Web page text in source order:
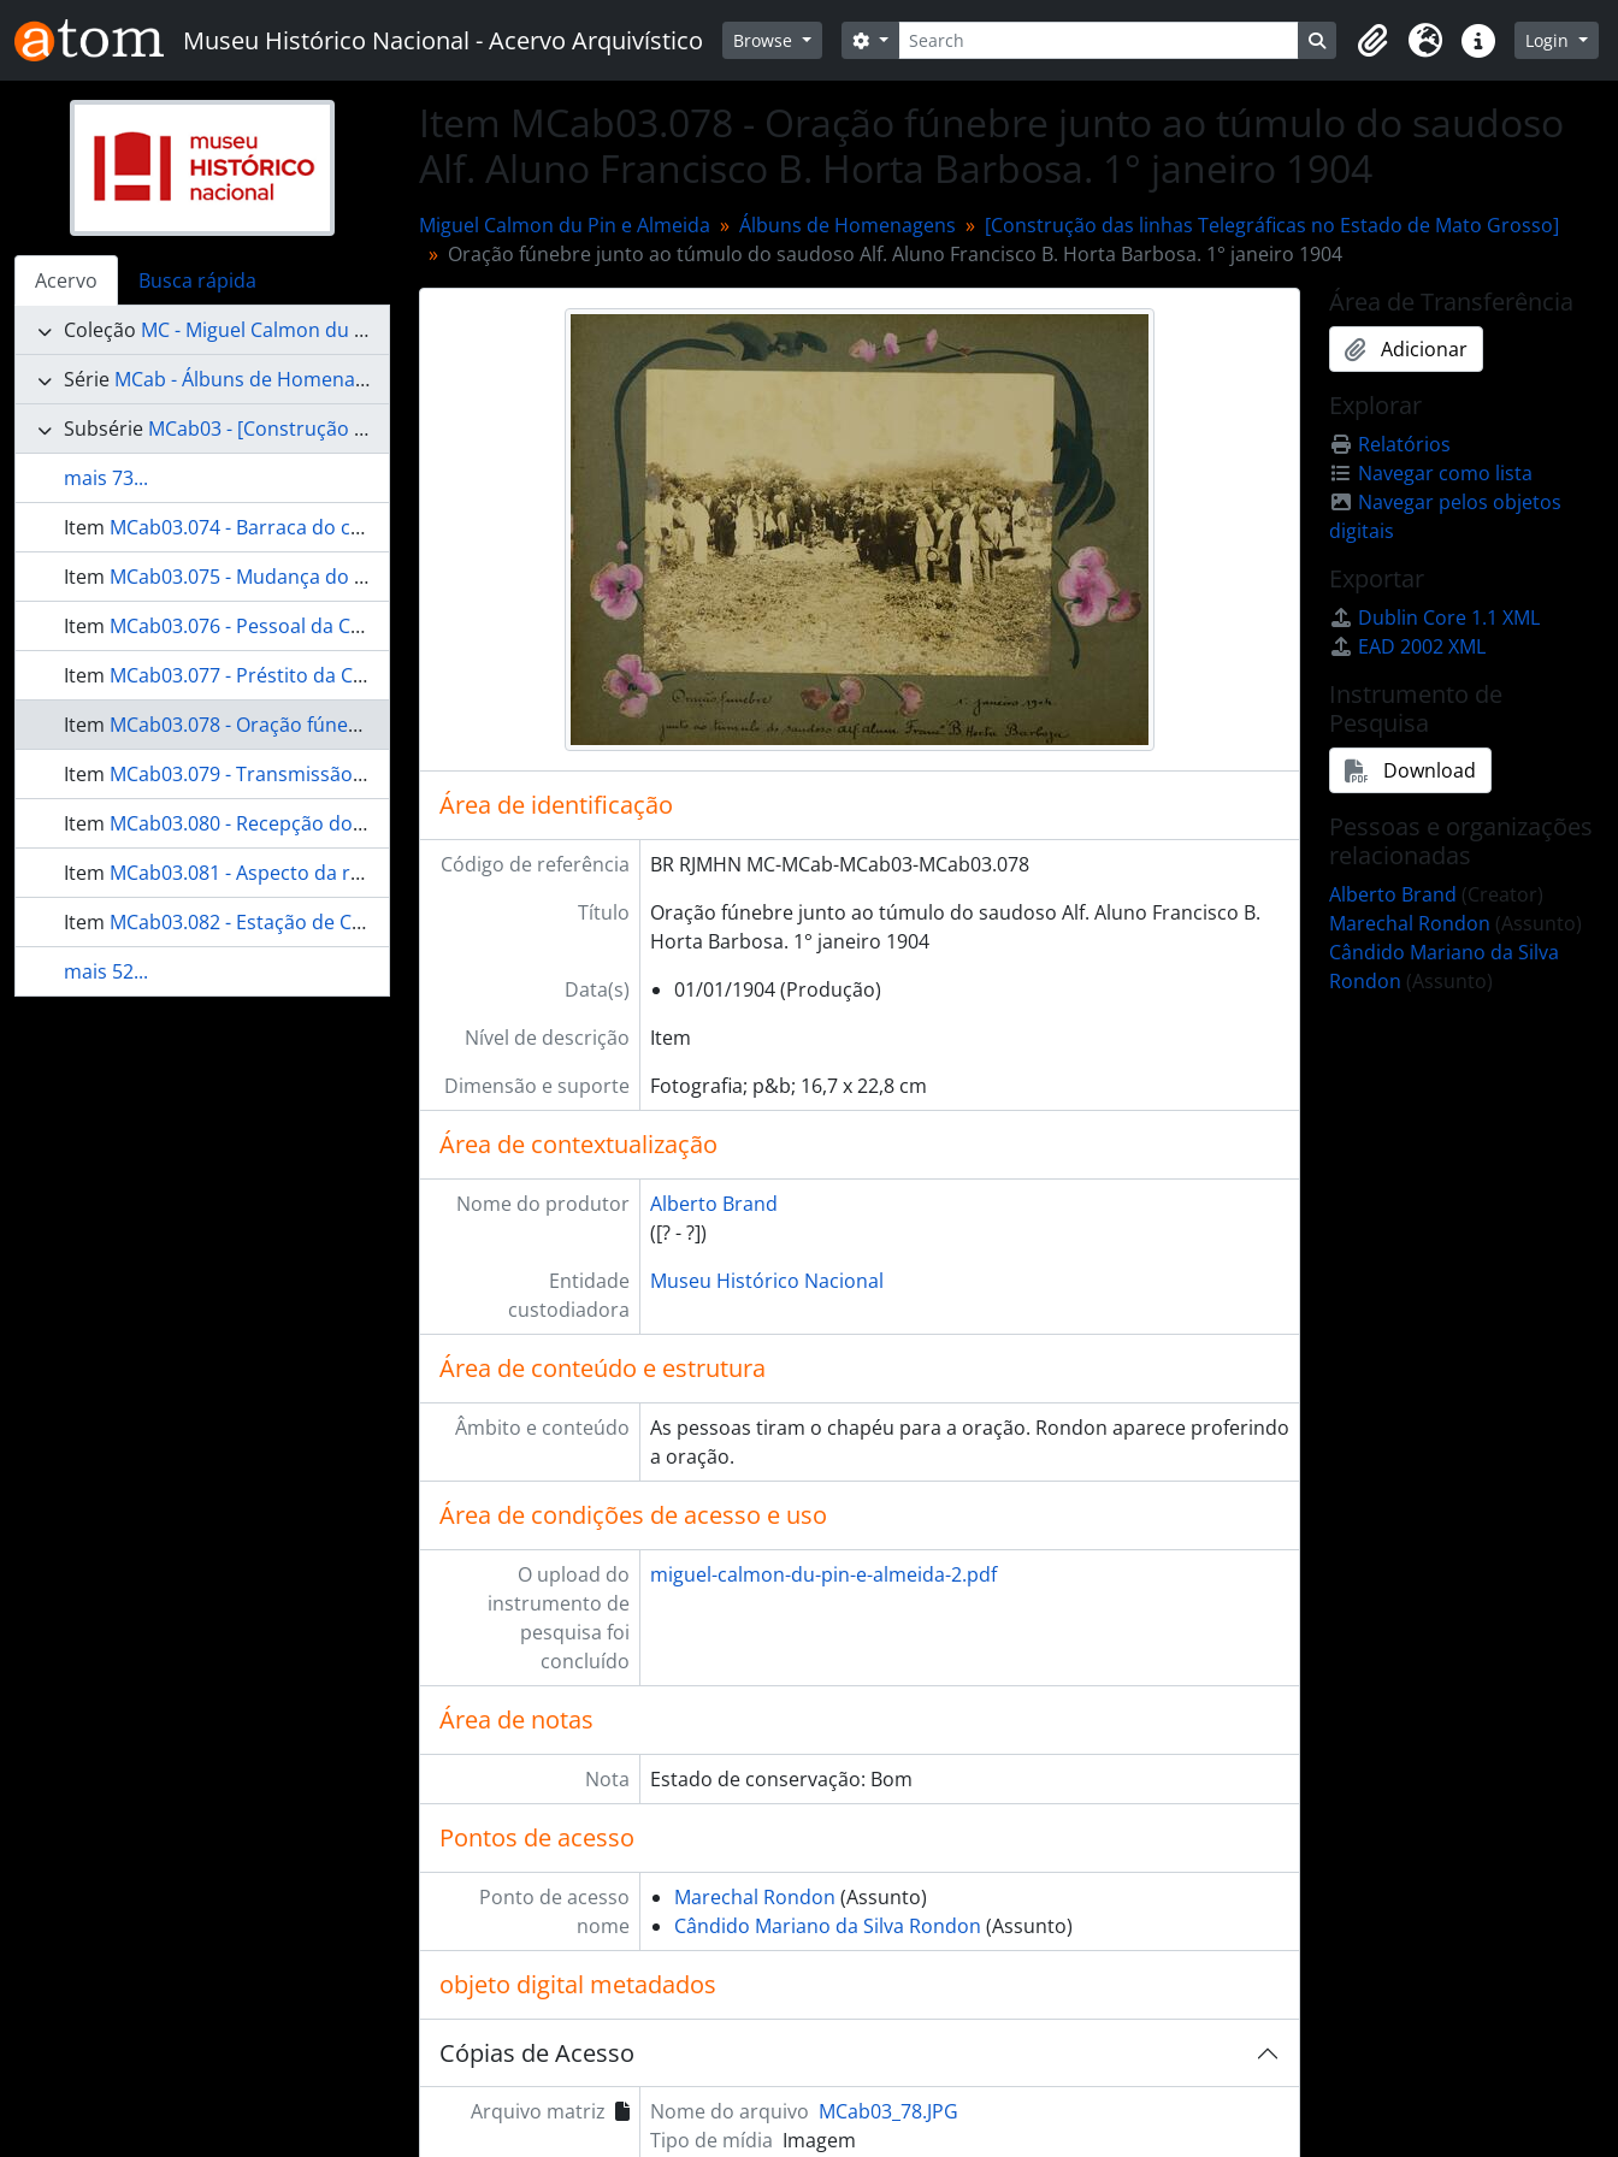
Skip to main content
Museu Histórico Nacional - Acervo Arquivístico Browse Buscar
Opções de busca Busque na página de navegação
Clipboard
Idioma Atalhos Login
Acervo
Busca rápida
Coleção MC - Miguel Calmon du Pin e Almeida
Série MCab - Álbuns de Homenagens
Subsérie MCab03 - [Construção das linhas Telegráficas no Estado de Mato Grosso]
mais 73...
Item MCab03.074 - Barraca do chefe da comissão: acampamento de Bella Vista [Bela Vista]
Item MCab03.075 - Mudança do acampamento de Porto Murtinho para a Bocca da Matta [Boca da Mata]
Item MCab03.076 - Pessoal da Comissão
Item MCab03.077 - Préstito da Comissão e povo de Corumbá ao túmulo do [saudoso] alferes aluno Francisco B. Horta Barbosa. 1° jan. 1904
Item MCab03.078 - Oração fúnebre junto ao túmulo do saudoso Alf. Aluno Francisco B. Horta Barbosa. 1° janeiro 1904
Item MCab03.079 - Transmissão do 1° telegrama na inauguração da estação de Corumbá. 1° janeiro 1904
Item MCab03.080 - Recepção do 1° telegrama na inauguração da estação de Corumbá
Item MCab03.081 - Aspecto da rua 13 de junho, no dia da inauguração da estação de Corumbá. 1/1/1904
Item MCab03.082 - Estação de Corumbá construída pela comissão militar. 1° janeiro 1904
mais 52...
Item MCab03.078 - Oração fúnebre junto ao túmulo do saudoso
Alf. Aluno Francisco B. Horta Barbosa. 1° janeiro 1904
Miguel Calmon du Pin e Almeida Álbuns de Homenagens
[Construção das linhas Telegráficas no Estado de Mato Grosso]
Oração fúnebre junto ao túmulo do saudoso Alf. Aluno Francisco B. Horta Barbosa. 1° janeiro 1904
Área de identificação
Código de referência
BR RJMHN MC-MCab-MCab03-MCab03.078
Título
Oração fúnebre junto ao túmulo do saudoso Alf. Aluno Francisco B.
Horta Barbosa. 1° janeiro 1904
Data(s)
01/01/1904 (Produção)
Nível de descrição
Item
Dimensão e suporte
Fotografia; p&b; 16,7 x 22,8 cm
Área de contextualização
Nome do produtor
Alberto Brand
([? - ?])
Entidade
custodiadora
Museu Histórico Nacional
Área de conteúdo e estrutura
Âmbito e conteúdo
As pessoas tiram o chapéu para a oração. Rondon aparece proferindo
a oração.
Área de condições de acesso e uso
O upload do
instrumento de
pesquisa foi
concluído
miguel-calmon-du-pin-e-almeida-2.pdf
Área de notas
Nota Estado de conservação: Bom
Pontos de acesso
Ponto de acesso
nome
Marechal Rondon (Assunto)
Cândido Mariano da Silva Rondon (Assunto)
objeto digital metadados
Cópias de Acesso
Arquivo matriz Nome do arquivo MCab03_78.JPG
Tipo de mídia Imagem
Área de Transferência
Adicionar
Explorar
Relatórios
Navegar como lista
Navegar pelos objetos
digitais
Exportar
Dublin Core 1.1 XML
EAD 2002 XML
Instrumento de
Pesquisa
Download
Pessoas e organizações
relacionadas
Alberto Brand (Creator)
Marechal Rondon (Assunto)
Cândido Mariano da Silva
Rondon (Assunto)